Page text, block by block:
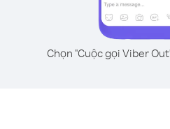
Chọn "Cuộc gọi Viber